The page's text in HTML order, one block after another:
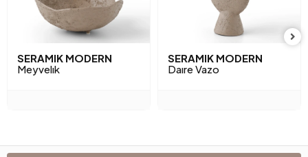
SERAMIK MODERN
Meyvelık
SERAMIK MODERN
Daıre Vazo